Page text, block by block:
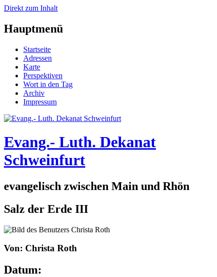
Direkt zum Inhalt
Hauptmenü
Startseite
Adressen
Karte
Perspektiven
Wort in den Tag
Archiv
Impressum
Evang.- Luth. Dekanat
Schweinfurt
evangelisch zwischen Main und Rhön
Salz der Erde III
Von: Christa Roth
Datum: